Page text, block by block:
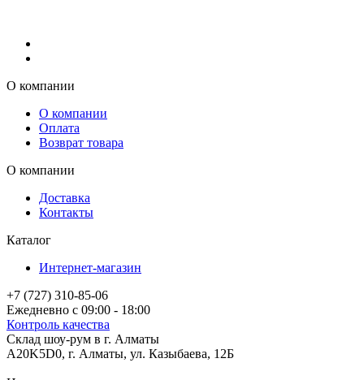
О компании
О компании
Оплата
Возврат товара
О компании
Доставка
Контакты
Каталог
Интернет-магазин
+7 (727) 310-85-06
Ежедневно с 09:00 - 18:00
Контроль качества
Склад шоу-рум в г. Алматы
A20K5D0, г. Алматы, ул. Казыбаева, 12Б